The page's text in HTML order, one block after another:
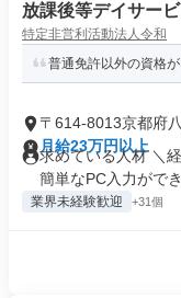
放課後等デイサー
特定非営利活動法人令和
普通免許以外の資格
〒614-8013京都府
月給23万円以上
求めている人材 ＼
簡単なPC入力ができ
業界未経験歓迎 +31個